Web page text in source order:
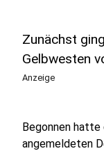
Zunächst
Gelbwesten
Anzeige
Begonnen
angemeldeten